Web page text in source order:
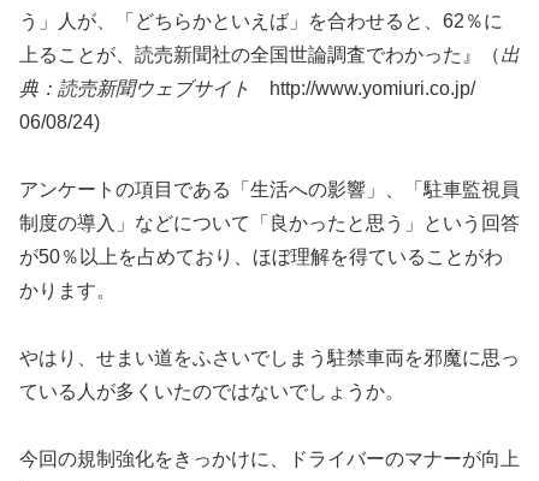
う」人が、「どちらかといえば」を合わせると、62％に
上ることが、読売新聞社の全国世論調査でわかった』（出
典：読売新聞ウェブサイト
http://www.yomiuri.co.jp/
06/08/24)
アンケートの項目である「生活への影響」、「駐車監視員
制度の導入」などについて「良かったと思う」という回答
が50％以上を占めており、ほぼ理解を得ていることがわ
かります。
やはり、せまい道をふさいでしまう駐禁車両を邪魔に思っ
ている人が多くいたのではないでしょうか。
今回の規制強化をきっかけに、ドライバーのマナーが向上